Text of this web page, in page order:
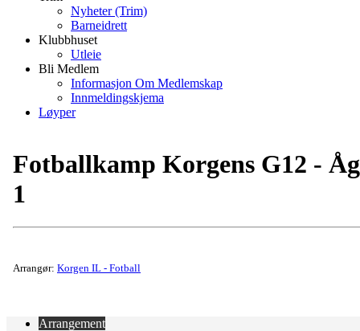
Nyheter (Trim)
Barneidrett
Klubbhuset
Utleie
Bli Medlem
Informasjon Om Medlemskap
Innmeldingskjema
Løyper
Fotballkamp Korgens G12 -
1
Arrangør: Korgen IL - Fotball
Arrangement